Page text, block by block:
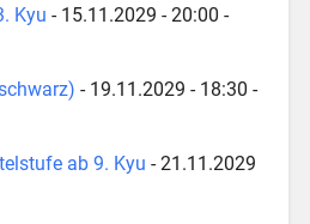
Kyu - 15.11.2029 - 20:00 -
- 19.11.2029 - 18:30 -
ab 9. Kyu - 21.11.2029